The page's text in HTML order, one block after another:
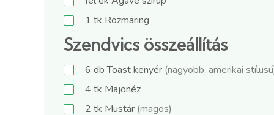
1 tk Rozmaring
Szendvics összeállítás
6 dbToast kenyér (nagyobb, amerikai
4 tk Majonéz
2 tk Mustár (magos)